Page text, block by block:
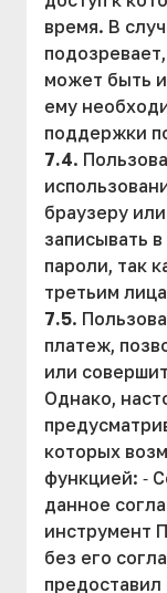
время. В
может быть
ему
поддержки
7.4.
браузеру
записывать
пароли, так
третьим
7.5.
платеж,
или
Однако,
которых
функцией: ⁃
данное
инструмент
без его